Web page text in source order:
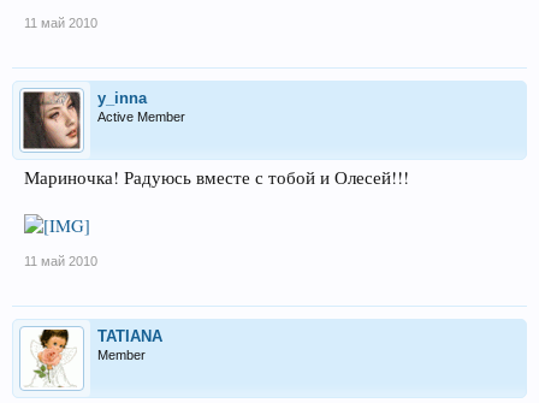
11 май 2010
y_inna
Active Member
Мариночка! Радуюсь вместе с тобой и Олесей!!!
11 май 2010
TATIANA
Member